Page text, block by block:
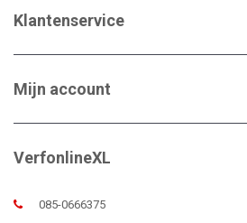
Klantenservice
Mijn account
VerfonlineXL
085-0666375